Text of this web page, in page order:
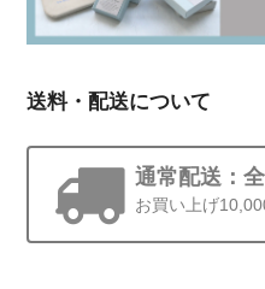
送料・配送について
通常配送：
お買い上げ